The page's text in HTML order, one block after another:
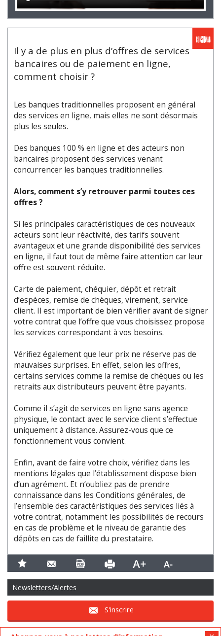
Il y a de plus en plus d’offres de services
bancaires ou de paiement en ligne,
comment choisir ?
Les banques traditionnelles proposent en général
des services en ligne, mais elles ne sont désormais
plus les seules.
Des banques 100 % en ligne et des acteurs non
bancaires proposent des services venant
concurrencer les banques traditionnelles.
Alors, comment s’y retrouver parmi toutes ces
offres ?
Si les principales caractéristiques de ces nouveaux
acteurs sont leur réactivité, des tarifs souvent
avantageux et une grande disponibilité des services
en ligne, il faut tout de même faire attention car leur
offre est souvent réduite.
Carte de paiement, chéquier, dépôt et retrait
d’espèces, remise de chèques, virement, service
client. Il est important de bien vérifier avant de signer
votre contrat que l’offre que vous choisissez propose
les services correspondant à vos besoins.
Vérifiez également que leur prix ne réserve pas de
mauvaises surprises. En effet, selon les offres,
certains services comme la remise de chèques ou les
retraits aux distributeurs peuvent être payants.
Comme il s’agit de services en ligne sans agence
physique, le contact avec le service client s’effectue
uniquement à distance. Assurez-vous que ce
fonctionnement vous convient.
Enfin, avant de faire votre choix, vérifiez dans les
mentions légales que l’établissement dispose bien
d’un agrément. Et n’oubliez pas de prendre
connaissance dans les Conditions générales, de
l’ensemble des caractéristiques des services liés à
votre contrat, notamment les possibilités de recours
en cas de problème et le niveau de garantie des
dépôts en cas de faillite du prestataire.
Newsletters/Alertes
S'inscrire